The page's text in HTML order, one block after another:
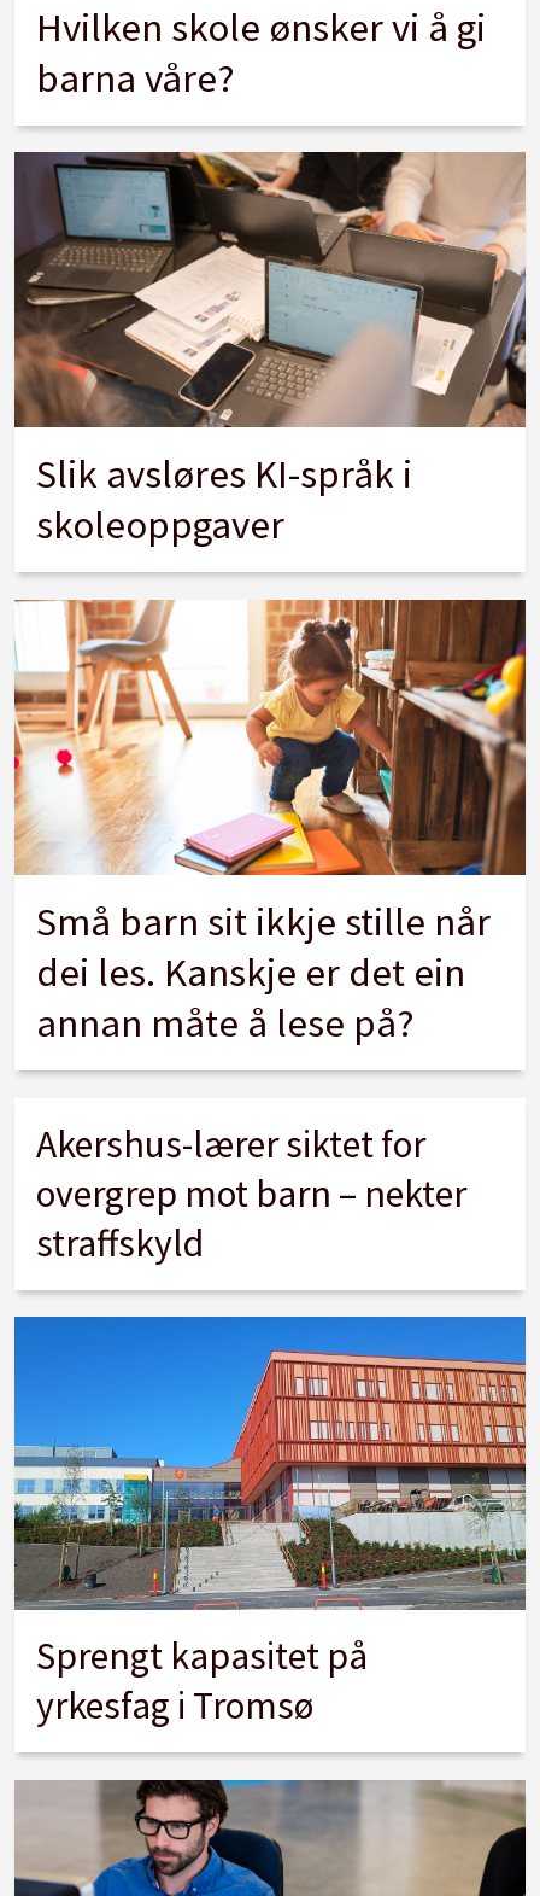
Hvilken skole ønsker vi å gi
barna våre?
Slik avsløres KI-språk i
skoleoppgaver
Små barn sit ikkje stille når
dei les. Kanskje er det ein
annan måte å lese på?
Akershus-lærer siktet for
overgrep mot barn – nekter
straffskyld
Sprengt kapasitet på
yrkesfag i Tromsø